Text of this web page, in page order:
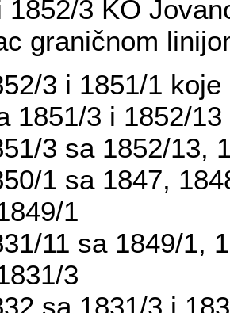
1852/3 KO
graničnom
3 i 1851/1
1851/3 i 1852/13
3 sa 1852/13,
1 sa 1847,
1
11 sa 1849/1,
3
sa 1831/3 i